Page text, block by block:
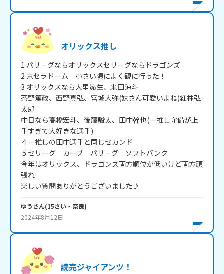
オリックス推し
1 パリーグならオリックスセリーグならドラゴンズ
2 京セラドーム　小さい頃によく観に行った！
3 オリックスなら大里昴生、来田涼斗
茶野篤政、西野真弘、宮城大弥(妹さん可愛いよね)紅林弘
太郎
中日なら高橋宏斗、後藤駿太、田中幹也(一推し守備が上
手すぎて大好きな選手)
４一推しの田中選手と同じセカンド
５セリーグ　カープ　パリーグ　ソフトバンク
今年はオリックス、ドラゴンズ両方順位が低いけど両方頑
張れ
楽しい質問ありがとうございました♪
ゆうさん(15さい・ 奈良)
2024年8月12日
読売ジャイアンツ！